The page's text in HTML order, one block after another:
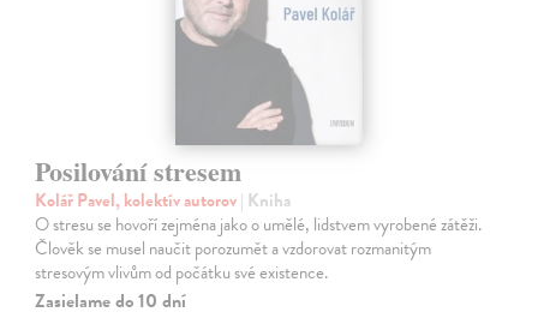
Posilování stresem
Kolář Pavel, kolektív autorov| Kniha
O stresu se hovoří zejména jako o umělé, lidstvem vyrobené zátěži.
Člověk se musel naučit porozumět a vzdorovat rozmanitým
stresovým vlivům od počátku své existence.
Zasielame do 10 dní